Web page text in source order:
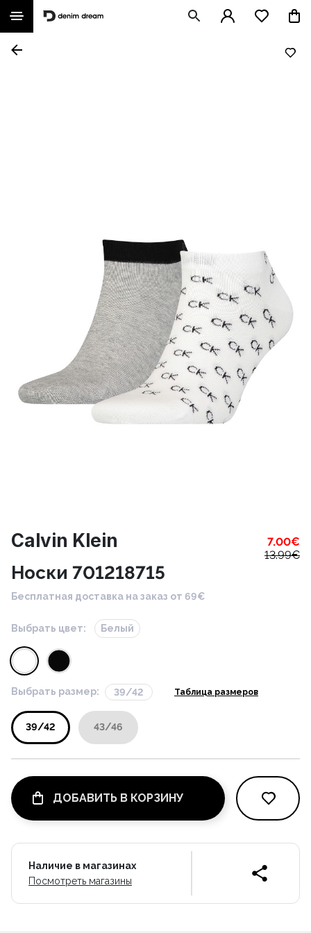
Calvin Klein 7.00€
13.99€
Носки 701218715
Бесплатная доставка на заказ от 69€
Выбрать цвет: Белый
Выбрать размер: 39/42 Таблица размеров
39/42 43/46
ДОБАВИТЬ В КОРЗИНУ
Наличие в магазинах
Посмотреть магазины